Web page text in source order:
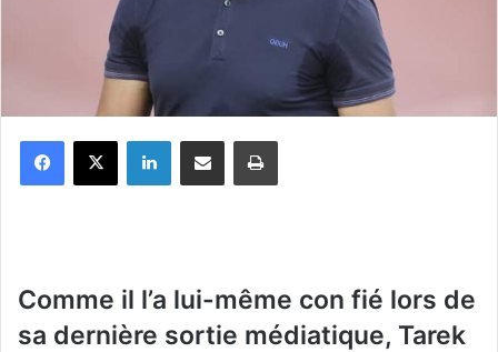
Comme il l’a lui-même con fié lors de
sa dernière sortie médiatique, Tarek